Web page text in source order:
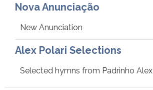
Nova Anunciação
New Anunciation
Alex Polari Selections
Selected hymns from Padrinho Alex